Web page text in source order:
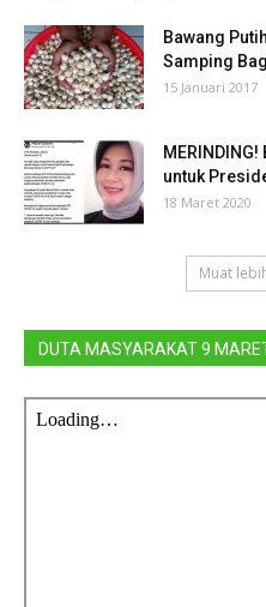
Bawang
Samping
15 Januari 2017
untuk
18 Maret 2020
Muat
DUTA MASYARAKAT 9